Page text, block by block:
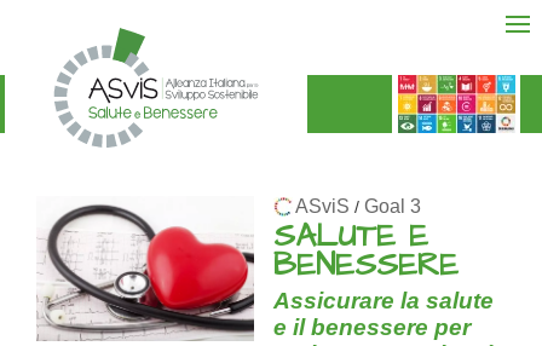
ASviS / Goal 3
SALUTE E
BENESSERE
Assicurare la salute
e il benessere per